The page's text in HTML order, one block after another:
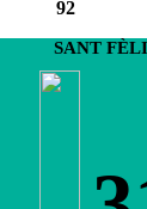
92
SANT